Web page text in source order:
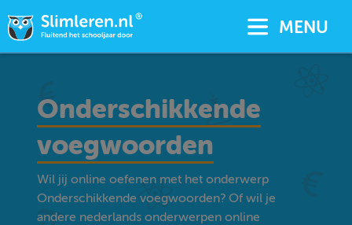
MENU
Onderschikkende
voegwoorden
Wil jij online oefenen met het onderwerp
Onderschikkende voegwoorden? Of wil je
andere nederlands onderwerpen online